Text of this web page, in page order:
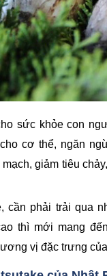
sức khỏe con
cơ thể, ngăn
giảm tiêu
cần phải trải qua
thì mới mang
vị đặc trưng